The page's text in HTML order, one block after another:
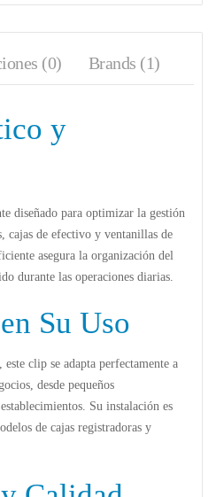
(0) Brands (1)
y
diseñado para optimizar la gestión
cajas de efectivo y ventanillas de
asegura la organización del
durante las operaciones diarias.
Su Uso
clip se adapta perfectamente a
desde pequeños
Su instalación es
de cajas registradoras y